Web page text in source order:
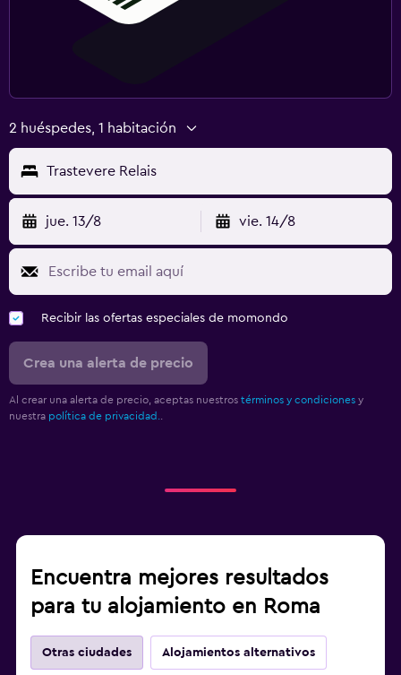
2 huéspedes, 1 habitación
Trastevere Relais
jue. 13/8 vie. 14/8
Recibir las ofertas especiales de momondo
Crea una alerta de precio
Al crear una alerta de precio, aceptas nuestros términos y condiciones y
nuestra política de privacidad.
Encuentra mejores resultados
para tu alojamiento en Roma
Otras ciudades Alojamientos alternativos